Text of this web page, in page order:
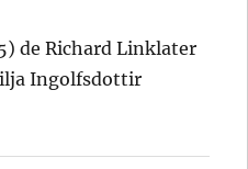
de Richard Linklater
Ingolfsdottir